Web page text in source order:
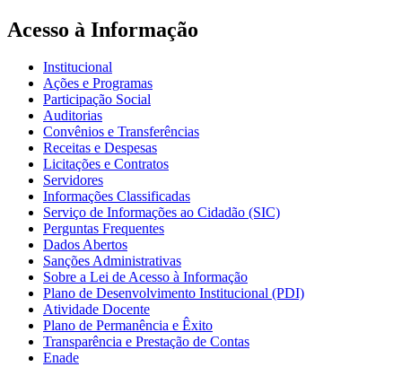
Acesso à Informação
Institucional
Ações e Programas
Participação Social
Auditorias
Convênios e Transferências
Receitas e Despesas
Licitações e Contratos
Servidores
Informações Classificadas
Serviço de Informações ao Cidadão (SIC)
Perguntas Frequentes
Dados Abertos
Sanções Administrativas
Sobre a Lei de Acesso à Informação
Plano de Desenvolvimento Institucional (PDI)
Atividade Docente
Plano de Permanência e Êxito
Transparência e Prestação de Contas
Enade